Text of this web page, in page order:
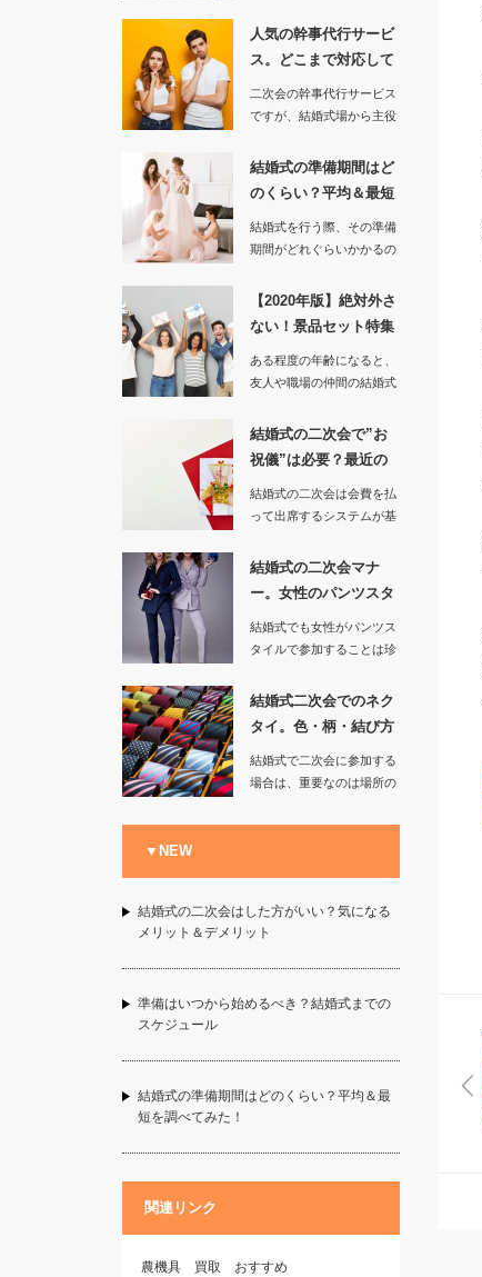
が忙…
人気の幹事代行サービ
ス。どこまで対応して
くれる？事…
二次会の幹事代行サービス
ですが、結婚式場から主役
結婚式の…
結婚式の準備期間はど
のくらい？平均＆最短
を調べてみ…
結婚式を行う際、その準備
期間がどれぐらいかかるの
含めて考…
【2020年版】絶対外さ
ない！景品セット特集
｜結婚…
ある程度の年齢になると、
友人や職場の仲間の結婚式
に参加す…
結婚式の二次会で”お
祝儀”は必要？最近の
傾向を調べ…
結婚式の二次会は会費を払
って出席するシステムが基
宴から直…
結婚式の二次会マナ
ー。女性のパンツスタ
イルは許され…
結婚式でも女性がパンツス
タイルで参加することは珍
は、当然…
結婚式二次会でのネク
タイ。色・柄・結び方
の基本マナ…
結婚式で二次会に参加する
場合は、重要なのは場所の
ことと、…
▼NEW
結婚式の二次会はした方がいい？気になる
メリット＆デメリット
準備はいつから始めるべき？結婚式までの
スケジュール
結婚式の準備期間はどのくらい？平均＆最
短を調べてみた！
関連リンク
農機具 買取 おすすめ